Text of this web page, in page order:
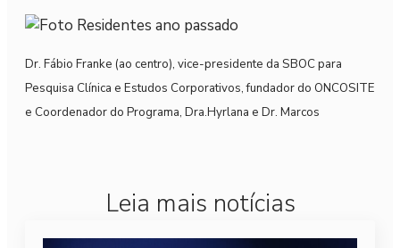
Dr. Fábio Franke (ao centro), vice-presidente da SBOC para
Pesquisa Clínica e Estudos Corporativos, fundador do ONCOSITE
e Coordenador do Programa, Dra.Hyrlana e Dr. Marcos
Leia mais notícias